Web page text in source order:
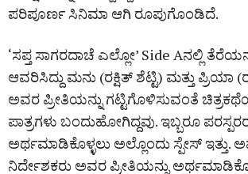
ಪರಿಪೂರ್ಣ ಸಿನಿಮಾ ಆಗಿ ರೂಪುಗೊಂಡಿದೆ.
‘ಸಪ್ತ ಸಾಗರದಾಚೆ ಎಲ್ಲೋ’ Side Aನಲ್ಲಿ
ಆವರಿಸಿದ್ದು ಮನು (ರಕ್ಷಿತ್‌ ಶೆಟ್ಟಿ) ಮತ್ತು ಪ್ರಿಯಾ
ಅವರ ಪ್ರೀತಿಯನ್ನು ಗಟ್ಟಿಗೊಳಿಸುವಂತೆ
ಪಾತ್ರಗಳು ಬಂದುಹೋಗಿದ್ದವು. ಇಬ್ಬರೂ
ಅರ್ಥಮಾಡಿಕೊಳ್ಳಲು ಅಲ್ಲೊಂದು ಸ್ಪೇಸ್‌
ನಿರ್ದೇಶಕರು ಅವರ ಪ್ರೀತಿಯನ್ನು